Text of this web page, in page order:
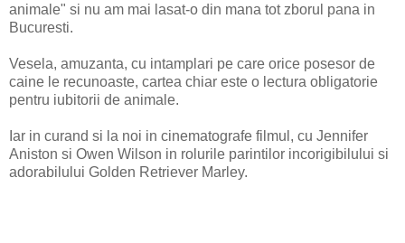
animale" si nu am mai lasat-o din mana tot zborul pana in
Bucuresti.
Vesela, amuzanta, cu intamplari pe care orice posesor de
caine le recunoaste, cartea chiar este o lectura obligatorie
pentru iubitorii de animale.
Iar in curand si la noi in cinematografe filmul, cu Jennifer
Aniston si Owen Wilson in rolurile parintilor incorigibilului si
adorabilului Golden Retriever Marley.